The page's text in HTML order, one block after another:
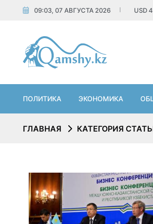
09:03, 07 АВГУСТА 2026 USD
ПОЛИТИКА ЭКОНОМИКА
ГЛАВНАЯ КАТЕГОРИЯ